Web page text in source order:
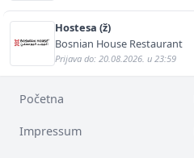
Hostesa (ž)
Bosnian House Restaurant
Prijava do: 20.08.2026. u 23:59
Početna
Impressum